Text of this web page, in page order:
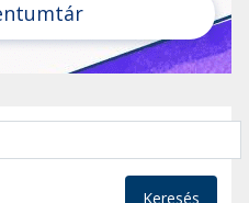
Keresés